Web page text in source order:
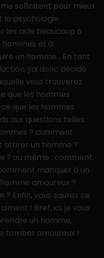
sollicitent pour mieux
la psychologie
les aide beaucoup à
hommes et à
un homme… En tant
j’ai donc décidé
vous trouverez
que les hommes
que les hommes
aux questions telles
? comment
attirer un homme ?
? ou même : comment
manquer à un
amoureux ?
Enfin, vous saurez ce
! Bref, ici, je vous
un homme,
tomber amoureux !